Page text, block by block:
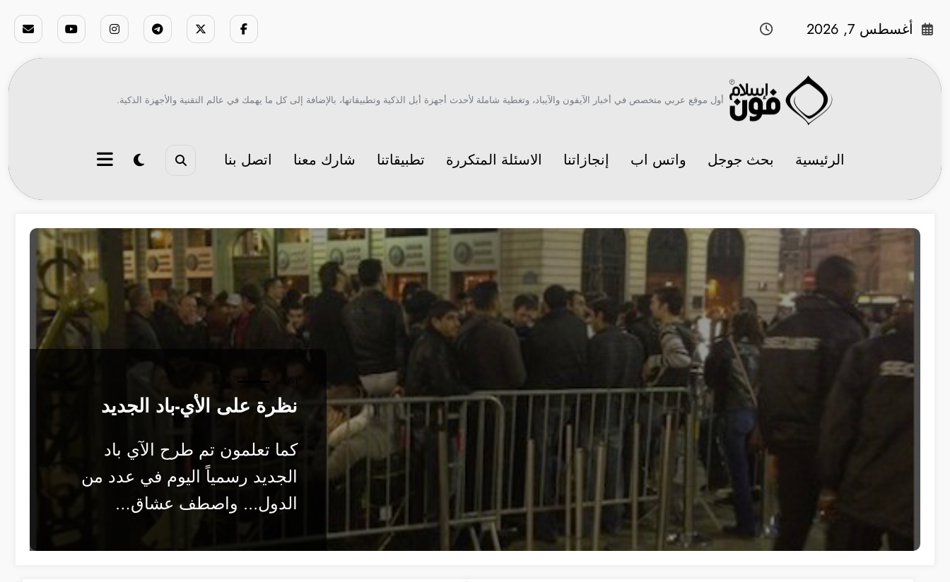
أغسطس 7, 2026
أول موقع عربي متخصص في أخبار الآيفون والآيباد، وتغطية شاملة لأحدث أجهزة أبل الذكية وتطبيقاتها، بالإضافة إلى كل ما يهمك في عالم التقنية والأجهزة الذكية.
الرئيسية بحث جوجل واتس اب إنجازاتنا الاسئلة المتكررة تطبيقاتنا شارك معنا اتصل بنا
نظرة على الأي-باد الجديد
كما تعلمون تم طرح الآي باد
الجديد رسمياً اليوم في عدد من
الدول... واصطف عشاق…